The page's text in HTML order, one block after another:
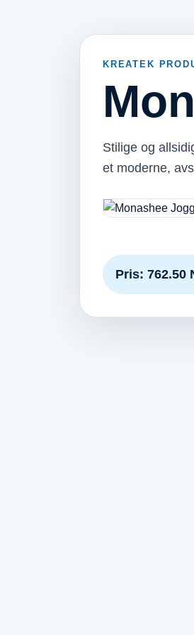
KREATEK
Stilige og
et moderne,
Pris: 762.50